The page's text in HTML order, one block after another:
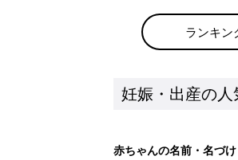
たまひよのアプリに
体験談